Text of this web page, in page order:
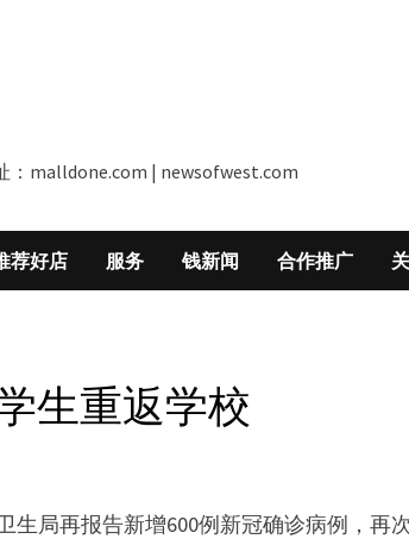
malldone.com | newsofwest.com
荐好店 服务 钱新闻 合作推广
生重返学校
生局再报告新增600例新冠确诊病例，再次